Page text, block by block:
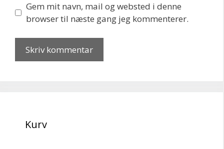
Gem mit navn, mail og websted i denne
browser til næste gang jeg kommenterer.
Kurv